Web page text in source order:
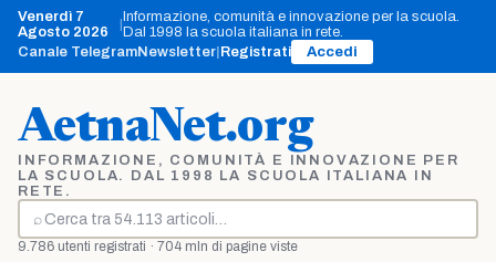
Vai
contenuto
Venerdì 7
Agosto 2026
Informazione, comunità e innovazione per la scuola.
Dal 1998 la scuola italiana in rete.
Canale TelegramNewsletter Registrati Accedi
AetnaNet.org
INFORMAZIONE, COMUNITÀ E INNOVAZIONE PER
LA SCUOLA. DAL 1998 LA SCUOLA ITALIANA IN
RETE.
⌕
Cerca
9.786 utenti registrati · 704 mln di pagine viste